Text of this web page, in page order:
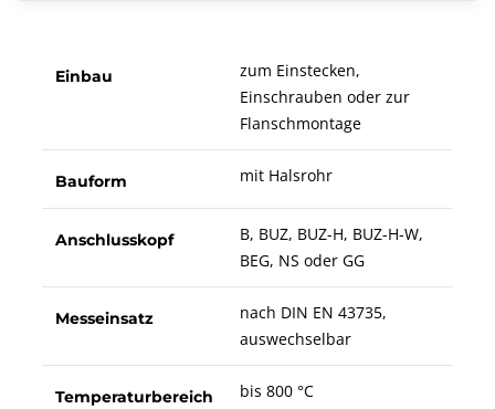
Einbau
zum Einstecken,
Einschrauben oder zur
Flanschmontage
Bauform mit Halsrohr
Anschlusskopf
B, BUZ, BUZ-H, BUZ-H-W,
BEG, NS oder GG
Messeinsatz
nach DIN EN 43735,
auswechselbar
Temperaturbereich
bis 800 °C